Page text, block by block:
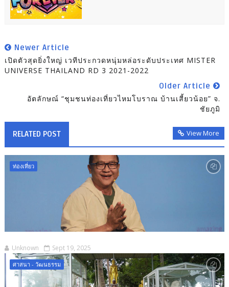
Newer Article
เปิดตัวสุดยิ่งใหญ่ เวทีประกวดหนุ่มหล่อระดับประเทศ MISTER
UNIVERSE THAILAND RD 3 2021-2022
Older Article
อัตลักษณ์ “ชุมชนท่องเที่ยวไหมโบราณ บ้านเสี้ยวน้อย” จ.
ชัยภูมิ
RELATED POST View More
ท่องเที่ยว
Unknown Sept 19, 2025
ศาสนา - วัฒนธรรม